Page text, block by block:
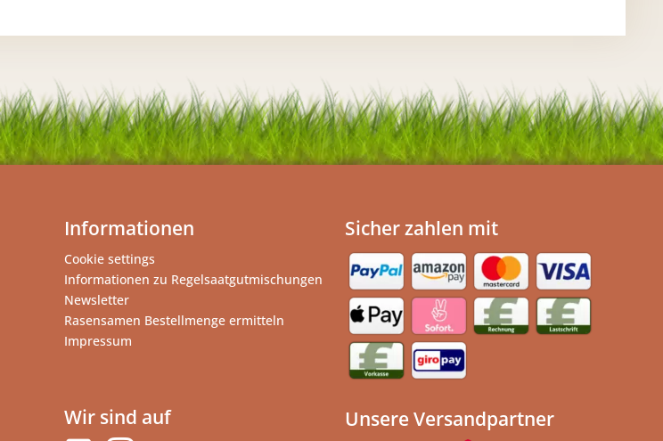
Informationen
Cookie settings
Informationen zu Regelsaatgutmischungen
Newsletter
Rasensamen Bestellmenge ermitteln
Impressum
Wir sind auf
Sicher zahlen mit
Unsere Versandpartner